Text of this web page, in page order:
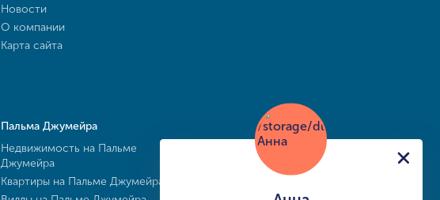
Новости
О компании
Карта сайта
Пальма Джумейра
Недвижимость на Пальме
Джумейра
Квартиры на Пальме Джумейра